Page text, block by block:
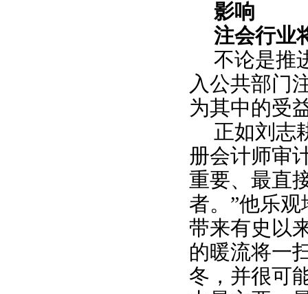
影响
注会行业
不论是推
入公共部门
为其中的受
正如刘志
册会计师审
重要、最直
者。”他乐
带来有史以
的暖流将一
冬，并很可